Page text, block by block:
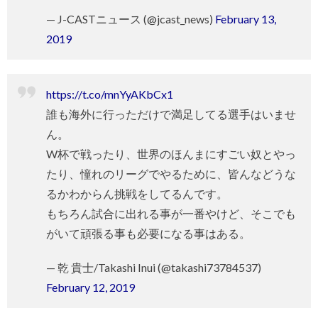
— J-CASTニュース (@jcast_news) February 13,
2019
https://t.co/mnYyAKbCx1
誰も海外に行っただけで満足してる選手はいませ
ん。
W杯で戦ったり、世界のほんまにすごい奴とやっ
たり、憧れのリーグでやるために、皆んなどうな
るかわからん挑戦をしてるんです。
もちろん試合に出れる事が一番やけど、そこでも
がいて頑張る事も必要になる事はある。
— 乾 貴士/Takashi Inui (@takashi73784537)
February 12, 2019